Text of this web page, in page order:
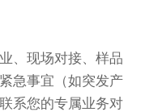
、现场对接、样品
急事宜（如突发产
系您的专属业务对